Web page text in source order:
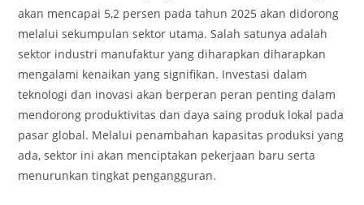
akan mencapai 5,2 persen pada tahun 2025 akan didorong
melalui sekumpulan sektor utama. Salah satunya adalah
sektor industri manufaktur yang diharapkan diharapkan
mengalami kenaikan yang signifikan. Investasi dalam
teknologi dan inovasi akan berperan peran penting dalam
mendorong produktivitas dan daya saing produk lokal pada
pasar global. Melalui penambahan kapasitas produksi yang
ada, sektor ini akan menciptakan pekerjaan baru serta
menurunkan tingkat pengangguran.